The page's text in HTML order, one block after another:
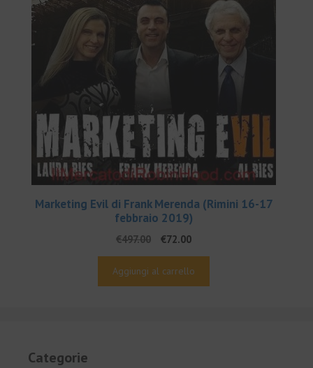
Marketing Evil di Frank Merenda (Rimini 16-17
febbraio 2019)
€497.00
Il
prezzo
originale
€72.00Il
prezzo
attuale
Aggiungi al carrello
Categorie